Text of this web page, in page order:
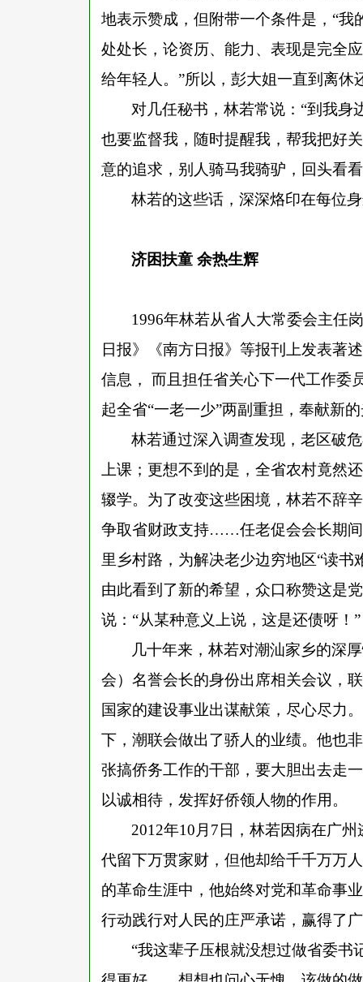
地表示赞成，但附带一个条件是，“
处处长，论资历、能力、表现是完全
给年轻人。”所以，彭大姐一直到离休
对几任秘书，林若常说： “到我身
也要监督我，随时提醒我，帮我把好
意的追求，别人骑马我骑驴，回头看
林若的这些话，深深烙印在每位
济困扶童 余热生辉
1996年林若从省人大常委会主任
日报》《南方日报》等报刊上发表著
信息， 而且担任省关心下一代工作委
起全省“一老一少”两副重担，奉献新
林若通过深入调查发现，老区破
上课；更想不到的是，全省农村竟然
辍学。为了改变这些困境，林若不辞
争取省财政支持……任老促会会长期间
里乡村路，为解决老少边穷地区“读
由此看到了新的希望，众口称赞这是
说：“从某种意义上说，这是还债呀！
几十年来，林若对潮汕家乡的深
会）名誉会长的身份出席相关会议，
国家的建设事业出谋献策，尽心尽力
下，潮联会做出了骄人的业绩。他也
张搞侨务工作的干部，要大胆出去走
以诚相待，发挥好侨领人物的作用。
2012年10月7日，林若因病在广
代留下万贯家财，但他却给千千万万
的革命生涯中，他始终对党和革命事
行动践行对人民的庄严承诺，赢得了
“我这辈子压根就没想过做省委